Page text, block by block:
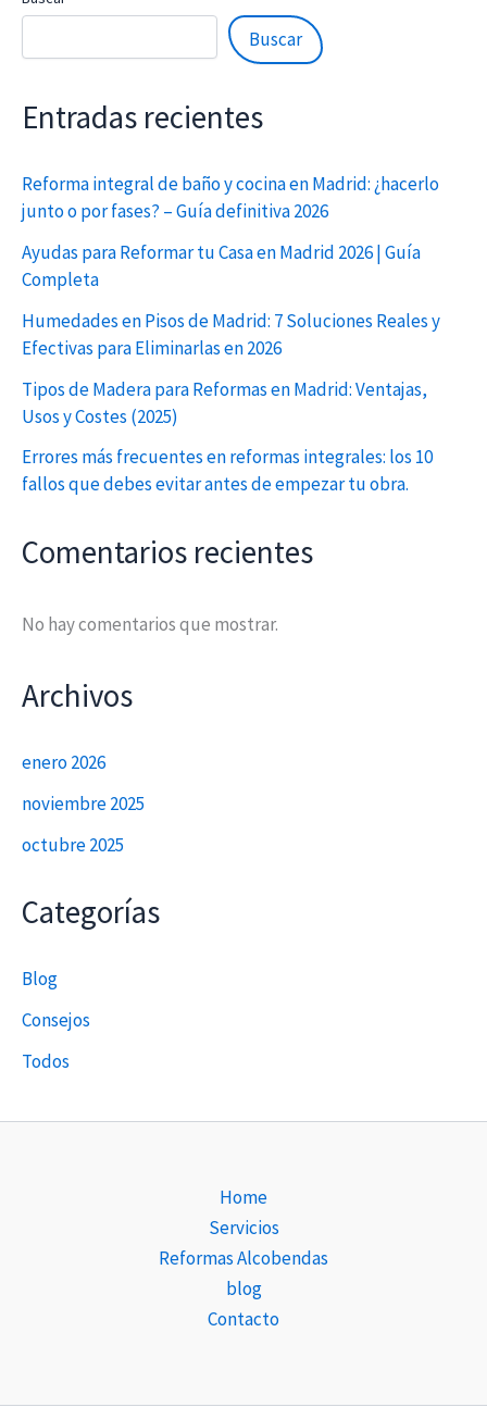
Buscar
Entradas recientes
Reforma integral de baño y cocina en Madrid: ¿hacerlo
junto o por fases? – Guía definitiva 2026
Ayudas para Reformar tu Casa en Madrid 2026 | Guía
Completa
Humedades en Pisos de Madrid: 7 Soluciones Reales y
Efectivas para Eliminarlas en 2026
Tipos de Madera para Reformas en Madrid: Ventajas,
Usos y Costes (2025)
Errores más frecuentes en reformas integrales: los 10
fallos que debes evitar antes de empezar tu obra.
Comentarios recientes
No hay comentarios que mostrar.
Archivos
enero 2026
noviembre 2025
octubre 2025
Categorías
Blog
Consejos
Todos
Home
Servicios
Reformas Alcobendas
blog
Contacto